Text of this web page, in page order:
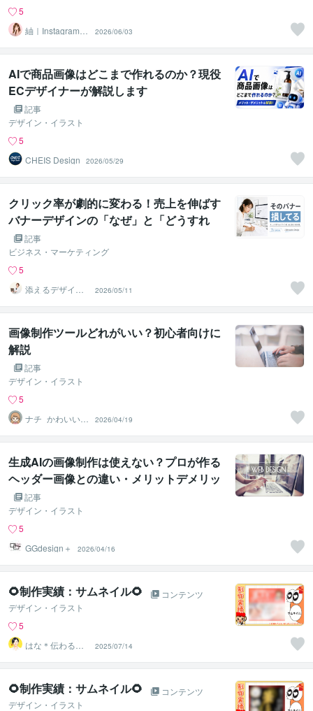
5
紬｜Instagram運
用代行＆サポー
ト
2026/06/03
AIで商品画像はどこまで作れるのか？現役
ECデザイナーが解説します
記事
デザイン・イラスト
5
CHEIS Design
2026/05/29
クリック率が劇的に変わる！売上を伸ばす
バナーデザインの「なぜ」と「どうすれ
ば」をプロが解説
記事
ビジネス・マーケティング
5
添えるデザイン
研究所
2026/05/11
画像制作ツールどれがいい？初心者向けに
解説
記事
デザイン・イラスト
5
ナチ_かわいい
やわらかい雰囲
気が得意
2026/04/19
生成AIの画像制作は使えない？プロが作る
ヘッダー画像との違い・メリットデメリッ
トを徹底比較
記事
デザイン・イラスト
5
GGdesign＋
2026/04/16
🌻制作実績：サムネイル🌻
コンテンツ
デザイン・イラスト
5
はな＊伝わる形
に整えるデザイ
ン秘書
2025/07/14
🌻制作実績：サムネイル🌻
コンテンツ
デザイン・イラスト